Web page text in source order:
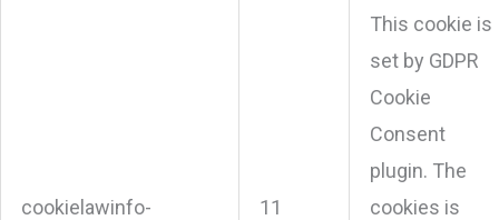
cookielawinfo-
11
This cookie is
set by GDPR
Cookie
Consent
plugin. The
cookies is